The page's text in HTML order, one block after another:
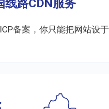
线路CDN服务
备案，你只能把网站设